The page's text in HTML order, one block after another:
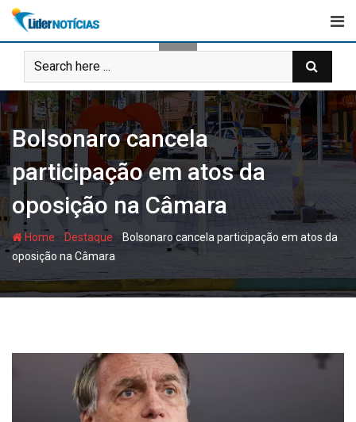
Skip
content
Bolsonaro cancela
participação em atos da
oposição na Câmara
Home - Destaque - Bolsonaro cancela participação em atos da
oposição na Câmara